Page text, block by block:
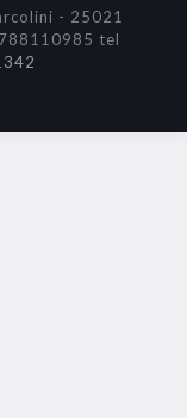
- 25021
tel